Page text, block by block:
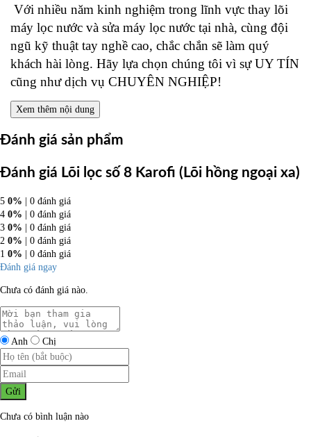
Với nhiều năm kinh nghiệm trong lĩnh vực thay lõi
máy lọc nước và sửa máy lọc nước tại nhà, cùng đội
ngũ kỹ thuật tay nghề cao, chắc chắn sẽ làm quý
khách hài lòng. Hãy lựa chọn chúng tôi vì sự UY TÍN
cũng như dịch vụ CHUYÊN NGHIỆP!
Xem thêm nội dung
Đánh giá sản phẩm
Đánh giá Lõi lọc số 8 Karofi (Lõi hồng ngoại xa)
5 0% | 0 đánh giá
4 0% | 0 đánh giá
3 0% | 0 đánh giá
2 0% | 0 đánh giá
1 0% | 0 đánh giá
Đánh giá ngay
Chưa có đánh giá nào.
Anh Chị
Gửi
Chưa có bình luận nào